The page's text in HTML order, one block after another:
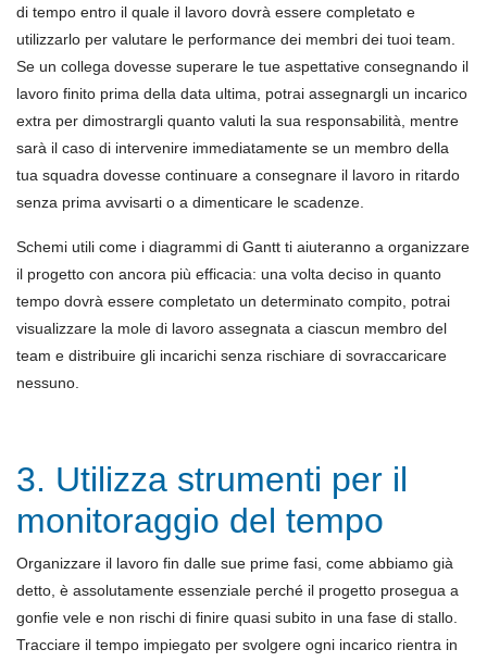
di tempo entro il quale il lavoro dovrà essere completato e
utilizzarlo per valutare le performance dei membri dei tuoi team.
Se un collega dovesse superare le tue aspettative consegnando il
lavoro finito prima della data ultima, potrai assegnargli un incarico
extra per dimostrargli quanto valuti la sua responsabilità, mentre
sarà il caso di intervenire immediatamente se un membro della
tua squadra dovesse continuare a consegnare il lavoro in ritardo
senza prima avvisarti o a dimenticare le scadenze.
Schemi utili come i diagrammi di Gantt ti aiuteranno a organizzare
il progetto con ancora più efficacia: una volta deciso in quanto
tempo dovrà essere completato un determinato compito, potrai
visualizzare la mole di lavoro assegnata a ciascun membro del
team e distribuire gli incarichi senza rischiare di sovraccaricare
nessuno.
3. Utilizza strumenti per il
monitoraggio del tempo
Organizzare il lavoro fin dalle sue prime fasi, come abbiamo già
detto, è assolutamente essenziale perché il progetto prosegua a
gonfie vele e non rischi di finire quasi subito in una fase di stallo.
Tracciare il tempo impiegato per svolgere ogni incarico rientra in